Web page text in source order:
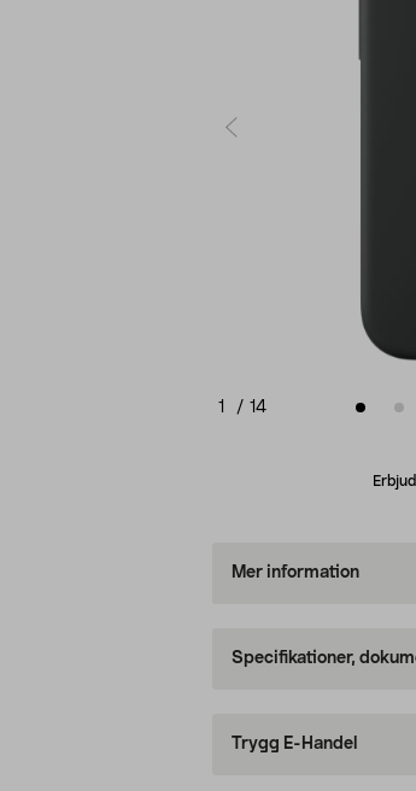
1 / 14
Mer information
Specifikationer,
Trygg E-Handel